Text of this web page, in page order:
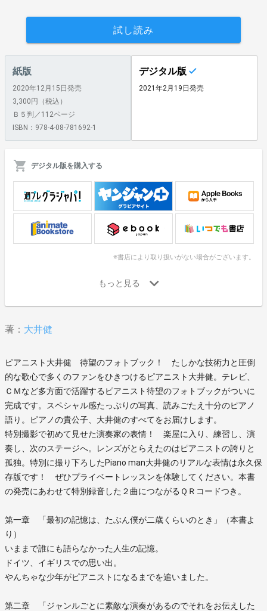
試し読み
紙版
2020年12月15日発売
3,300円（税込）
Ｂ５判／112ページ
ISBN：978-4-08-781692-1
デジタル版
2021年2月19日発売
デジタル版を購入する
※書店により取り扱いがない場合がございます。
著： 大井健
ピアニスト大井健 待望のフォトブック！ たしかな技術力と圧倒
的な歌心で多くのファンをひきつけるピアニスト大井健。テレビ、
ＣＭなど多方面で活躍するピアニスト待望のフォトブックがついに
完成です。スペシャル感たっぷりの写真、読みごたえ十分のピアノ
語り。ピアノの貴公子、大井健のすべてをお届けします。
特別撮影で初めて見せた演奏家の表情！ 楽屋に入り、練習し、演
奏し、次のステージへ。レンズがとらえたのはピアニストの誇りと
孤独。特別に撮り下ろしたPiano man大井健のリアルな表情は永久保
存版です！ ぜひプライベートレッスンを体験してください。本書
の発売にあわせて特別録音した２曲につながるＱＲコードつき。
第一章 「最初の記憶は、たぶん僕が二歳くらいのとき」（本書よ
り）
いままで誰にも語らなかった人生の記憶。
ドイツ、イギリスでの思い出。
やんちゃな少年がピアニストになるまでを追いました。
第二章 「ジャンルごとに素敵な演奏があるのでそれをお伝えした